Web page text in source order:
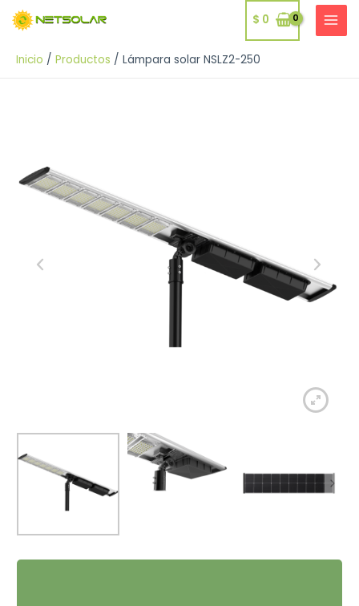
contenido
$ 0
MAIN
Inicio Productos Lámpara solar NSLZ2-250